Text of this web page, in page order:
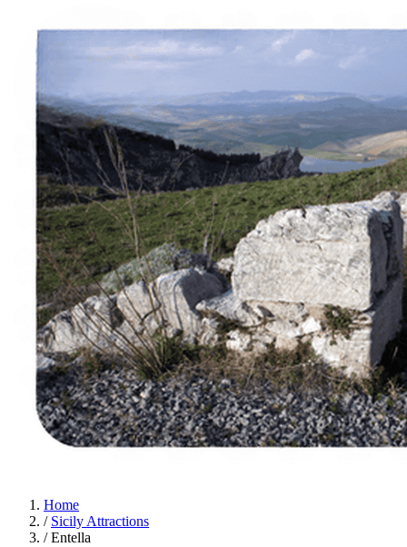
Italiano English Français Deutsch Español
Menu
Home
/ Sicily Attractions
/ Entella